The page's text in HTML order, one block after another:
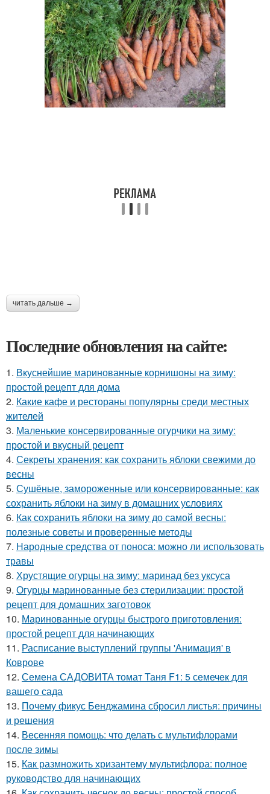
читать дальше →
Последние обновления на сайте:
1. Вкуснейшие маринованные корнишоны на зиму:
простой рецепт для дома
2. Какие кафе и рестораны популярны среди местных
жителей
3. Маленькие консервированные огурчики на зиму:
простой и вкусный рецепт
4. Секреты хранения: как сохранить яблоки свежими до
весны
5. Сушёные, замороженные или консервированные: как
сохранить яблоки на зиму в домашних условиях
6. Как сохранить яблоки на зиму до самой весны:
полезные советы и проверенные методы
7. Народные средства от поноса: можно ли использовать
травы
8. Хрустящие огурцы на зиму: маринад без уксуса
9. Огурцы маринованные без стерилизации: простой
рецепт для домашних заготовок
10. Маринованные огурцы быстрого приготовления:
простой рецепт для начинающих
11. Расписание выступлений группы 'Анимация' в
Коврове
12. Семена САДОВИТА томат Таня F1: 5 семечек для
вашего сада
13. Почему фикус Бенджамина сбросил листья: причины
и решения
14. Весенняя помощь: что делать с мультифлорами
после зимы
15. Как размножить хризантему мультифлора: полное
руководство для начинающих